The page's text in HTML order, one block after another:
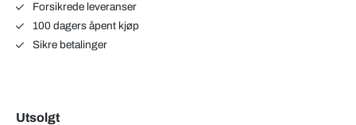
Forsikrede leveranser
100 dagers åpent kjøp
Sikre betalinger
Utsolgt